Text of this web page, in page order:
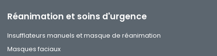
Réanimation et soins d'urgence
Insufflateurs manuels et masque de réanimation
Masques faciaux